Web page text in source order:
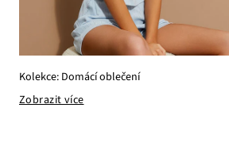
Kolekce: Domácí oblečení
Zobrazit více